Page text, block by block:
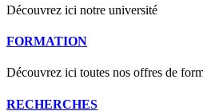
Découvrez ici notre université
FORMATION
Découvrez ici toutes nos offres de
RECHERCHES